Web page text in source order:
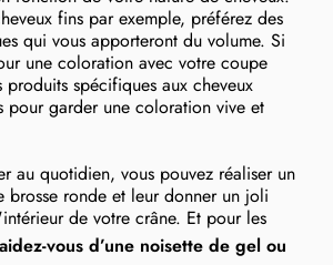
fins par exemple, préférez des
qui vous apporteront du volume. Si
une coloration avec votre coupe
spécifiques aux cheveux
pour garder une coloration vive et
au quotidien, vous pouvez réaliser un
brosse ronde et leur donner un joli
de votre crâne. Et pour les
aidez-vous d’une noisette de gel ou